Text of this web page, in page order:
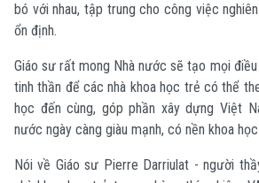
bó với nhau, tập trung cho công việc
ổn định.
Giáo sư rất mong Nhà nước sẽ tạo mọi
tinh thần để các nhà khoa học trẻ có thể
học đến cùng, góp phần xây dựng Việt
nước ngày càng giàu mạnh, có nền khoa
Nói về Giáo sư Pierre Darriulat - người